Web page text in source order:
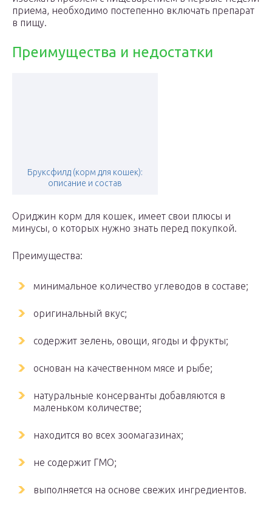
приема, необходимо постепенно включать препарат
в пищу.
Преимущества и недостатки
Бруксфилд (корм для кошек):
описание и состав
Ориджин корм для кошек, имеет свои плюсы и
минусы, о которых нужно знать перед покупкой.
Преимущества:
минимальное количество углеводов в составе;
оригинальный вкус;
содержит зелень, овощи, ягоды и фрукты;
основан на качественном мясе и рыбе;
натуральные консерванты добавляются в
маленьком количестве;
находится во всех зоомагазинах;
не содержит ГМО;
выполняется на основе свежих ингредиентов.